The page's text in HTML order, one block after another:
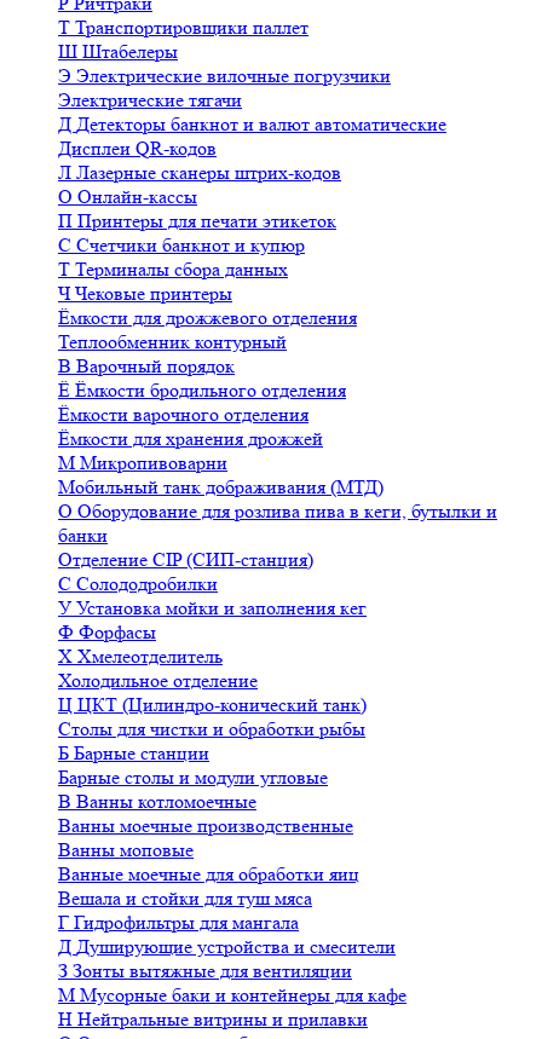
Т Транспортировщики паллет
Ш Штабелеры
Э Электрические вилочные погрузчики
Электрические тягачи
Д Детекторы банкнот и валют автоматические
Дисплеи QR-кодов
Л Лазерные сканеры штрих-кодов
О Онлайн-кассы
П Принтеры для печати этикеток
С Счетчики банкнот и купюр
Т Терминалы сбора данных
ЧЧековые принтеры
Ёмкости для дрожжевого отделения
Теплообменник контурный
В Варочный порядок
Ё Ёмкости бродильного отделения
Ёмкости варочного отделения
Ёмкости для хранения дрожжей
М Микропивоварни
Мобильный танк дображивания (МТД)
О Оборудование для розлива пива в кеги, бутылки и
банки
Отделение CIP (СИП-станция)
С Солододробилки
У Установка мойки и заполнения кег
Ф Форфасы
Х Хмелеотделитель
Холодильное отделение
Ц ЦКТ (Цилиндро-конический танк)
Столы для чистки и обработки рыбы
Б Барные станции
Барные столы и модули угловые
В Ванны котломоечные
Ванны моечные производственные
Ванны моповые
Ванные моечные для обработки яиц
Вешала и стойки для туш мяса
Г Гидрофильтры для мангала
Д Душирующие устройства и смесители
З Зонты вытяжные для вентиляции
М Мусорные баки и контейнеры для кафе
Н Нейтральные витрины и прилавки